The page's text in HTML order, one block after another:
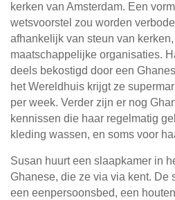
kerken van Amsterdam. Een
wetsvoorstel zou worden
afhankelijk van steun van
maatschappelijke organisaties.
deels bekostigd door een
het Wereldhuis krijgt ze
per week. Verder zijn er nog
kennissen die haar regelmatig
kleding wassen, en soms voor
Susan huurt een slaapkamer in
Ghanese, die ze via via kent. De
een eenpersoonsbed, een